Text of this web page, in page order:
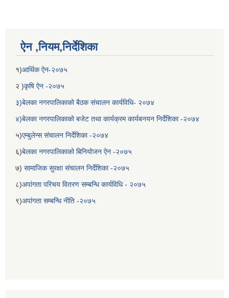
ऐन ,नियम,निर्देशिका
१)आर्थिक ऐन-२०७५
२ )कृषि ऐन -२०७५
३)बेलका नगरपालिकाको बैठक संचालन कार्यविधि- २०७४
४)बेलका नगरपालिकाको बजेट तथा कार्यक्रम कार्यबनयन निर्देशिका -२०७४
५)एम्बुलेन्स संचालन निर्देशिका -२०७४
६)बेलका नगरपालिकाको बिनियोजन ऐन -२०७५
७) सामाजिक सुरक्षा संचालन निर्देशिका -२०७५
८)अपांगता परिचय वितरण सम्बन्धि कार्यविधि - २०७५
९)अपांगता सम्बन्धि नीति -२०७५